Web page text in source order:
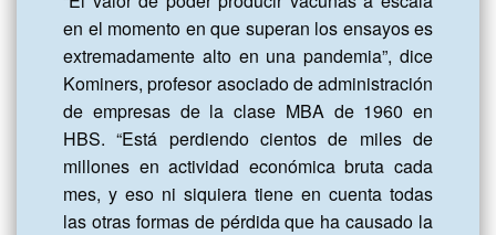
en el momento en que superan los ensayos es
extremadamente alto en una pandemia”, dice
Kominers, profesor asociado de administración
de empresas de la clase MBA de 1960 en
HBS. “Está perdiendo cientos de miles de
millones en actividad económica bruta cada
mes, y eso ni siquiera tiene en cuenta todas
las otras formas de pérdida que ha causado la